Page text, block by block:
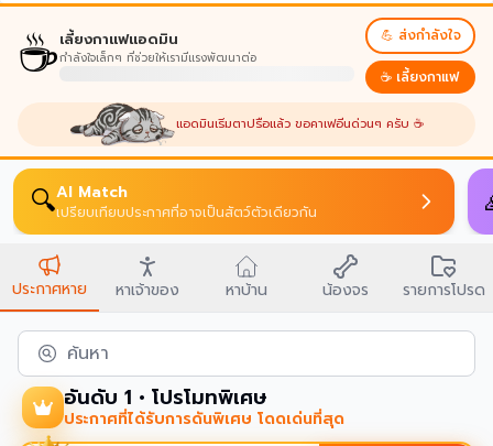
☕เลี้ยงกาแฟแอดมิน
กำลังใจเล็กๆ ที่ช่วยให้เรามีแรงพัฒนาต่อ
💪 ส่งกำลังใจ
☕ เลี้ยงกาแฟ
แอดมินเริ่มตาปรือแล้ว ขอคาเฟอีนด่วนๆ ครับ ☕
🔍AI Match
เปรียบเทียบประกาศที่อาจเป็นสัตว์ตัวเดียวกัน
ประกาศหาย หาเจ้าของ หาบ้าน น้องจร รายการโปรด
ค้นหา
อันดับ 1 • โปรโมทพิเศษ
ประกาศที่ได้รับการดันพิเศษ โดดเด่นที่สุด